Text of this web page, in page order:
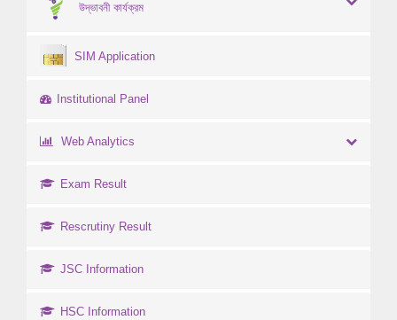
উদ্ভাবনী কার্যক্রম
SIM Application
Institutional Panel
Web Analytics
Exam Result
Rescrutiny Result
JSC Information
HSC Information